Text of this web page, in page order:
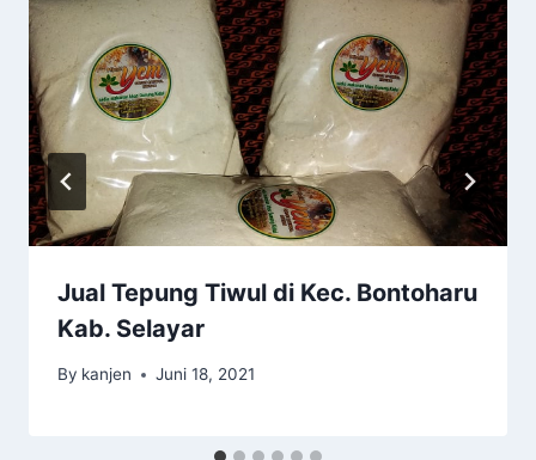
Jual Tepung Tiwul di Kec. Bontoharu
Kab. Selayar
By kanjen Juni 18, 2021